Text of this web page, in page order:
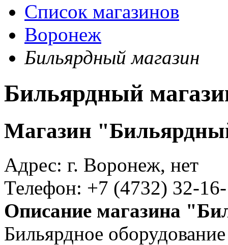
Список магазинов
Воронеж
Бильярдный магазин
Бильярдный
Магазин
Адрес: г. Воронеж, нет
Телефон: +7 (4732) 32-
Описание магазина
Бильярдное оборудование